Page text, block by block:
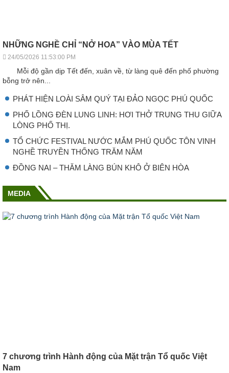
NHỮNG NGHỀ CHỈ “NỞ HOA” VÀO MÙA TẾT
24/05/2026 11:53:00 PM
Mỗi độ gần dịp Tết đến, xuân về, từ làng quê đến phố phường
bỗng trở nên...
PHÁT HIỆN LOÀI SÂM QUÝ TẠI ĐẢO NGỌC PHÚ QUỐC
PHỐ LỒNG ĐÈN LUNG LINH: HƠI THỞ TRUNG THU GIỮA
LÒNG PHỐ THỊ.
TỔ CHỨC FESTIVAL NƯỚC MẮM PHÚ QUỐC TÔN VINH
NGHỀ TRUYỀN THỐNG TRĂM NĂM
ĐỒNG NAI – THĂM LÀNG BÚN KHÔ Ở BIÊN HÒA
MEDIA
7 chương trình Hành động của Mặt trận Tổ quốc Việt
Nam